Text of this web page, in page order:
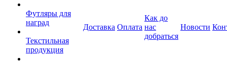
Футляры для
наград
Текстильная
продукция
Доставка Оплата
Как до
нас
добраться
Новости